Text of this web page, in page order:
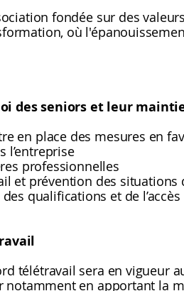
fondée sur des
où
des seniors et leur
en place des mesures en
l’entreprise
professionnelles
et prévention des
qualifications et de
télétravail sera en vigueur
notamment en apportant la